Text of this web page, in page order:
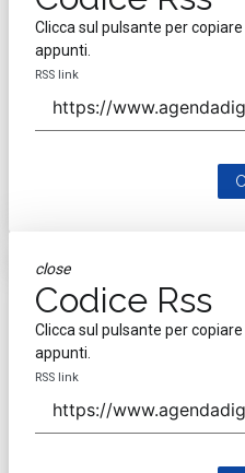
Clicca sul pulsante per copiare
appunti.
RSS link
close
Codice Rss
Clicca sul pulsante per copiare
appunti.
RSS link